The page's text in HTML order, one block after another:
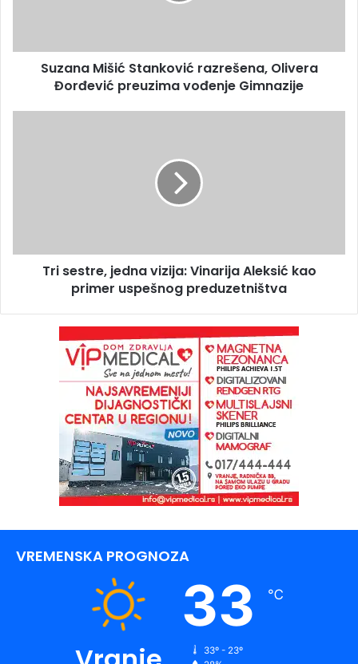
Suzana Mišić Stanković razrešena, Olivera
Đorđević preuzima vođenje Gimnazije
Tri sestre, jedna vizija: Vinarija Aleksić kao
primer uspešnog preduzetništva
VREMENSKA PROGNOZA
33 ℃
33º - 23º